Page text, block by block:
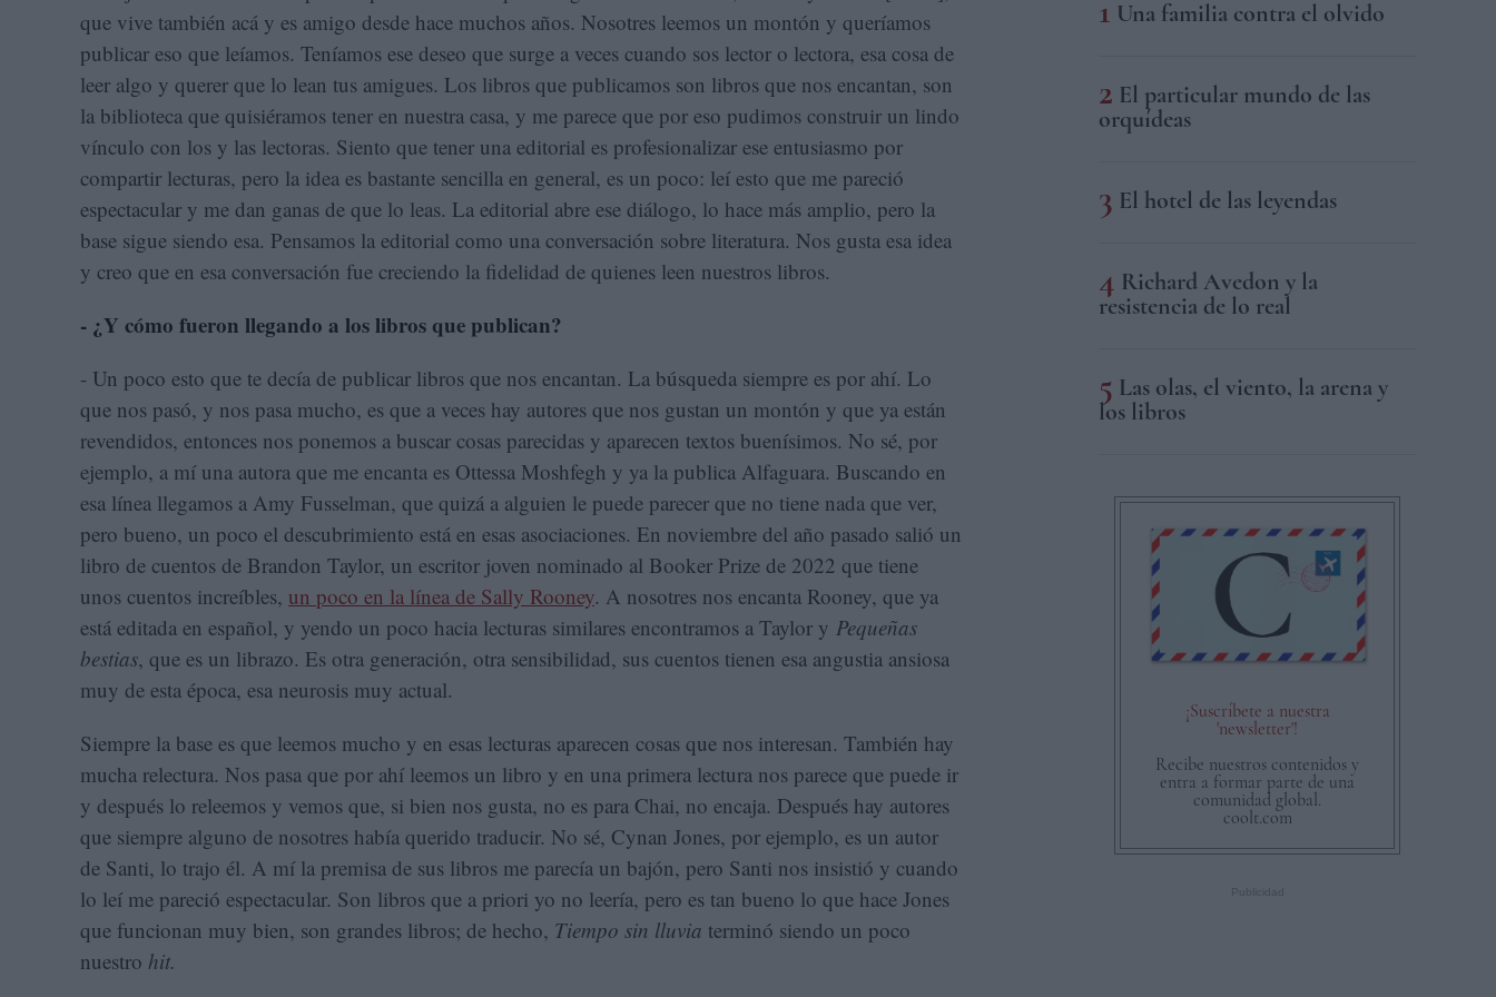
que vive también acá y es amigo desde hace muchos años. Nosotres leemos un montón y queríamos
publicar eso que leíamos. Teníamos ese deseo que surge a veces cuando sos lector o lectora, esa cosa de
leer algo y querer que lo lean tus amigues. Los libros que publicamos son libros que nos encantan, son
la biblioteca que quisiéramos tener en nuestra casa, y me parece que por eso pudimos construir un lindo
vínculo con los y las lectoras. Siento que tener una editorial es profesionalizar ese entusiasmo por
compartir lecturas, pero la idea es bastante sencilla en general, es un poco: leí esto que me pareció
espectacular y me dan ganas de que lo leas. La editorial abre ese diálogo, lo hace más amplio, pero la
base sigue siendo esa. Pensamos la editorial como una conversación sobre literatura. Nos gusta esa idea
y creo que en esa conversación fue creciendo la fidelidad de quienes leen nuestros libros.
- ¿Y cómo fueron llegando a los libros que publican?
- Un poco esto que te decía de publicar libros que nos encantan. La búsqueda siempre es por ahí. Lo
que nos pasó, y nos pasa mucho, es que a veces hay autores que nos gustan un montón y que ya están
revendidos, entonces nos ponemos a buscar cosas parecidas y aparecen textos buenísimos. No sé, por
ejemplo, a mí una autora que me encanta es Ottessa Moshfegh y ya la publica Alfaguara. Buscando en
esa línea llegamos a Amy Fusselman, que quizá a alguien le puede parecer que no tiene nada que ver,
pero bueno, un poco el descubrimiento está en esas asociaciones. En noviembre del año pasado salió un
libro de cuentos de Brandon Taylor, un escritor joven nominado al Booker Prize de 2022 que tiene
unos cuentos increíbles, un poco en la línea de Sally Rooney. A nosotres nos encanta Rooney, que ya
está editada en español, y yendo un poco hacia lecturas similares encontramos a Taylor y Pequeñas
bestias, que es un librazo. Es otra generación, otra sensibilidad, sus cuentos tienen esa angustia ansiosa
muy de esta época, esa neurosis muy actual.
Siempre la base es que leemos mucho y en esas lecturas aparecen cosas que nos interesan. También hay
mucha relectura. Nos pasa que por ahí leemos un libro y en una primera lectura nos parece que puede ir
y después lo releemos y vemos que, si bien nos gusta, no es para Chai, no encaja. Después hay autores
que siempre alguno de nosotres había querido traducir. No sé, Cynan Jones, por ejemplo, es un autor
de Santi, lo trajo él. A mí la premisa de sus libros me parecía un bajón, pero Santi nos insistió y cuando
lo leí me pareció espectacular. Son libros que a priori yo no leería, pero es tan bueno lo que hace Jones
que funcionan muy bien, son grandes libros; de hecho, Tiempo sin lluvia terminó siendo un poco
nuestro hit.
Una familia contra el olvido
El particular mundo de las
orquídeas
El hotel de las leyendas
Richard Avedon y la
resistencia de lo real
Las olas, el viento, la arena y
los libros
¡Suscríbete a nuestra
'newsletter'!
Recibe nuestros contenidos y
entra a formar parte de una
comunidad global.
coolt.com